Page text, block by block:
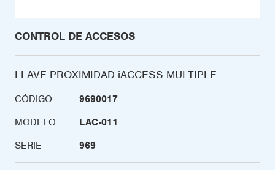
CONTROL DE ACCESOS
LLAVE PROXIMIDAD iACCESS MULTIPLE
CÓDIGO
9690017
MODELO
LAC-011
SERIE
969